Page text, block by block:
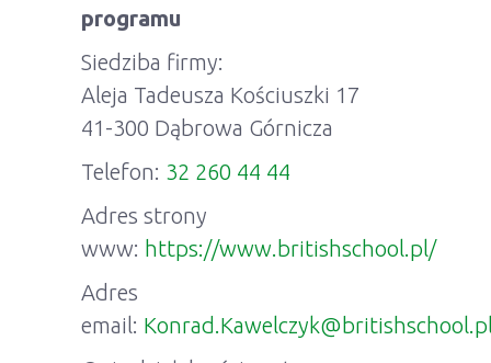
programu
Siedziba firmy:
Aleja Tadeusza Kościuszki 17
41-300 Dąbrowa Górnicza
Telefon: 32 260 44 44
Adres strony
www: https://www.britishschool.pl/
Adres
email: